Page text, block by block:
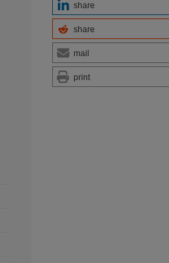
share
share
mail
print